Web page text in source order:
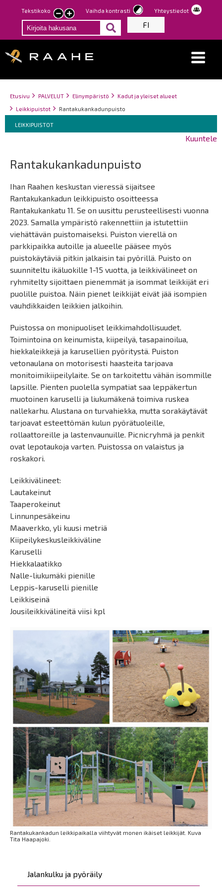
Hyppää
pääsisältöön
Tekstikoko
Pienennä
tekstin
kokoa
Suurenna
tekstin
kokoa
Vaihda kontrasti Yhteystiedot
FI
Breadcrumbs
You
are
Etusivu PALVELUT Elinympäristö
Kadut ja yleiset alueet
Leikkipuistot
Rantakukankadunpuisto
Breadcrumbs
You
are
LEIKKIPUISTOT
Kuuntele
Päävalikko
Jalankulku ja pyöräily
Rantakukankadunpuisto
Ihan Raahen keskustan vieressä sijaitsee
Rantakukankadun leikkipuisto osoitteessa
Rantakukankatu 11. Se on uusittu perusteellisesti vuonna
2023. Samalla ympäristö rakennettiin ja istutettiin
viehättävän puistomaiseksi. Puiston vierellä on
parkkipaikka autoille ja alueelle pääsee myös
puistokäytäviä pitkin jalkaisin tai pyörillä. Puisto on
suunniteltu ikäluokille 1-15 vuotta, ja leikkivälineet on
ryhmitelty sijoittaen pienemmät ja isommat leikkijät eri
puolille puistoa. Näin pienet leikkijät eivät jää isompien
vauhdikkaiden leikkien jalkoihin.
Puistossa on monipuoliset leikkimahdollisuudet.
Toimintoina on keinumista, kiipeilyä, tasapainoilua,
hiekkaleikkejä ja karusellien pyöritystä. Puiston
vetonaulana on motorisesti haasteita tarjoava
monitoimikiipeilylaite. Se on tarkoitettu vähän isommille
lapsille. Pienten puolella sympatiat saa leppäkertun
muotoinen karuselli ja liukumäkenä toimiva ruskea
nallekarhu. Alustana on turvahiekka, mutta sorakäytävät
tarjoavat esteettömän kulun pyörätuoleille,
rollaattoreille ja lastenvaunuille. Picnicryhmä ja penkit
ovat lepotaukoja varten. Puistossa on valaistus ja
roskakori.
Leikkivälineet:
Lautakeinut
Taaperokeinut
Linnunpesäkeinu
Maaverkko, yli kuusi metriä
Kiipeilykeskusleikkiväline
Karuselli
Hiekkalaatikko
Nalle-liukumäki pienille
Leppis-karuselli pienille
Leikkiseinä
Jousileikkivälineitä viisi kpl
Rantakukankadun leikkipaikalla viihtyvät monen ikäiset leikkijät. Kuva
Tita Haapajoki.